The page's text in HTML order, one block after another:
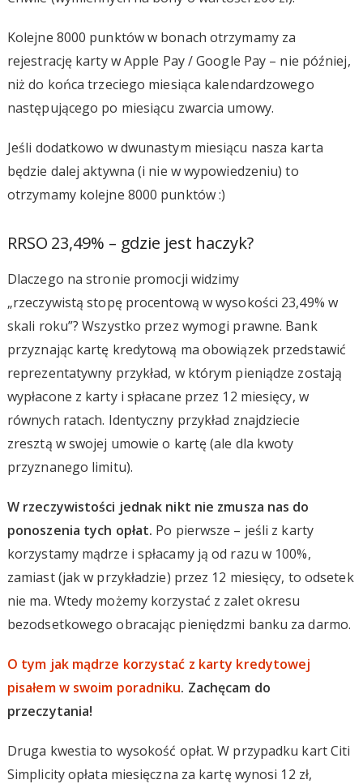
Kolejne 8000 punktów w bonach otrzymamy za
rejestrację karty w Apple Pay / Google Pay – nie później,
niż do końca trzeciego miesiąca kalendardzowego
następującego po miesiącu zwarcia umowy.
Jeśli dodatkowo w dwunastym miesiącu nasza karta
będzie dalej aktywna (i nie w wypowiedzeniu) to
otrzymamy kolejne 8000 punktów :)
RRSO 23,49% – gdzie jest haczyk?
Dlaczego na stronie promocji widzimy
„rzeczywistą stopę procentową w wysokości 23,49% w
skali roku”? Wszystko przez wymogi prawne. Bank
przyznając kartę kredytową ma obowiązek przedstawić
reprezentatywny przykład, w którym pieniądze zostają
wypłacone z karty i spłacane przez 12 miesięcy, w
równych ratach. Identyczny przykład znajdziecie
zresztą w swojej umowie o kartę (ale dla kwoty
przyznanego limitu).
W rzeczywistości jednak nikt nie zmusza nas do
ponoszenia tych opłat. Po pierwsze – jeśli z karty
korzystamy mądrze i spłacamy ją od razu w 100%,
zamiast (jak w przykładzie) przez 12 miesięcy, to odsetek
nie ma. Wtedy możemy korzystać z zalet okresu
bezodsetkowego obracając pieniędzmi banku za darmo.
O tym jak mądrze korzystać z karty kredytowej
pisałem w swoim poradniku. Zachęcam do
przeczytania!
Druga kwestia to wysokość opłat. W przypadku kart Citi
Simplicity opłata miesięczna za kartę wynosi 12 zł,